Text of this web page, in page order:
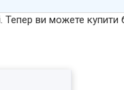
Тепер ви можете